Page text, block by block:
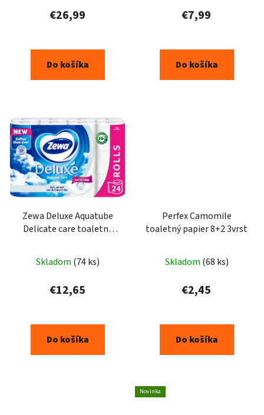
produktu
je
€26,99
Do košíka
€7,99
Do košíka
Zewa Deluxe Aquatube
Delicate care toaletný
Skladom (74 ks)
€12,65
Do košíka
Perfex Camomile
toaletný papier 8+2 3vrst
Skladom (68 ks)
€2,45
Do košíka
Novinka